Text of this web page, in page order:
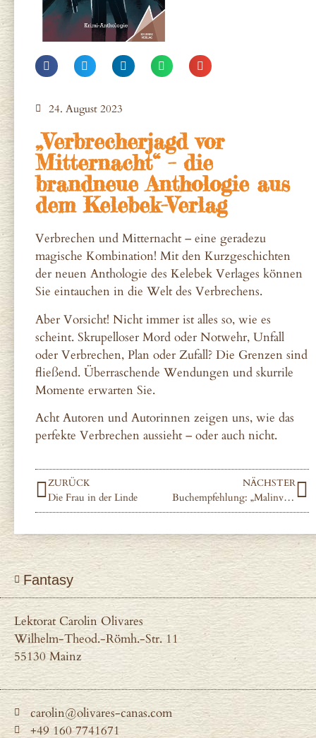
24. August 2023
„Verbrecherjagd vor
Mitternacht“ – die
brandneue Anthologie aus
dem Kelebek-Verlag
Verbrechen und Mitternacht – eine geradezu
magische Kombination! Mit den Kurzgeschichten
der neuen Anthologie des Kelebek Verlages können
Sie eintauchen in die Welt des Verbrechens.
Aber Vorsicht! Nicht immer ist alles so, wie es
scheint. Skrupelloser Mord oder Notwehr, Unfall
oder Verbrechen, Plan oder Zufall? Die Grenzen sind
fließend. Überraschende Wendungen und skurrile
Momente erwarten Sie.
Acht Autoren und Autorinnen zeigen uns, wie das
perfekte Verbrechen aussieht – oder auch nicht.
ZURÜCK
Die Frau in der Linde
NÄCHSTER
Buchempfehlung: „Malinverno oder – die Bibliothek der verlorenen Geschichten“ von Domenico Dara“
Fantasy
Lektorat Carolin Olivares
Wilhelm-Theod.-Römh.-Str. 11
55130 Mainz
carolin@olivares-canas.com
+49 160 7741671